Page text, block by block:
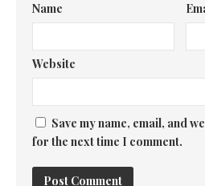
Name
Website
Save my name, email, and
for the next time I comment.